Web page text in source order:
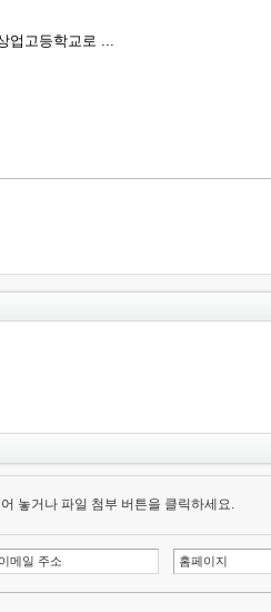
업고등학교로 ...
놓거나 파일 첨부 버튼을 클릭하세요.